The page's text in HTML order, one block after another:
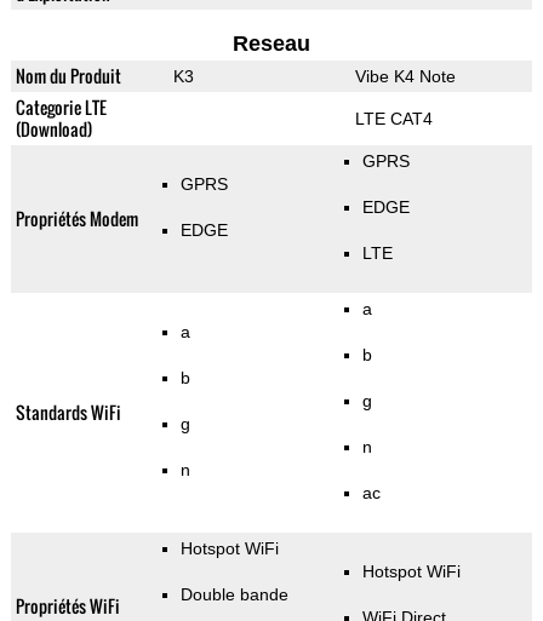
Reseau
Nom du Produit K3 Vibe K4 Note
Categorie LTE
(Download)
LTE CAT4
Propriétés Modem
GPRS
EDGE
GPRS
EDGE
LTE
Standards WiFi
a
b
g
n
a
b
g
n
ac
Propriétés WiFi
Hotspot WiFi
Double bande
Hotspot WiFi